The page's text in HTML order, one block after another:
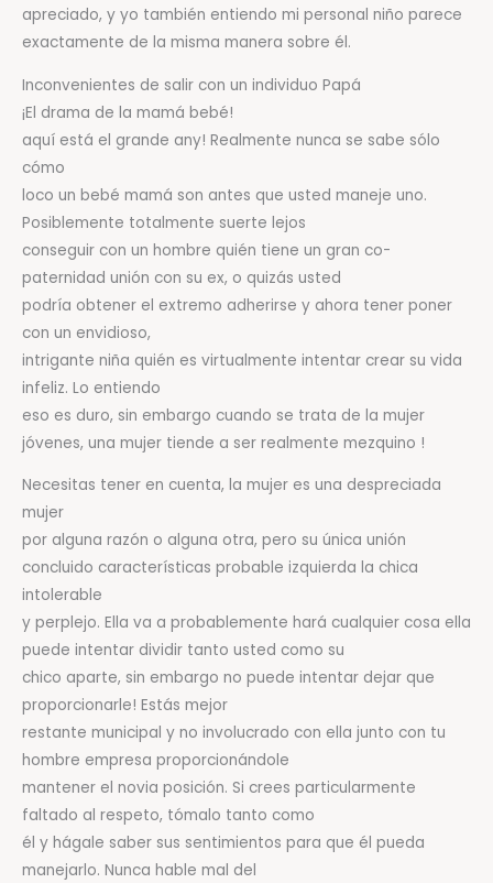
apreciado, y yo también entiendo mi personal niño parece
exactamente de la misma manera sobre él.
Inconvenientes de salir con un individuo Papá
¡El drama de la mamá bebé!
aquí está el grande any! Realmente nunca se sabe sólo
cómo
loco un bebé mamá son antes que usted maneje uno.
Posiblemente totalmente suerte lejos
conseguir con un hombre quién tiene un gran co-
paternidad unión con su ex, o quizás usted
podría obtener el extremo adherirse y ahora tener poner
con un envidioso,
intrigante niña quién es virtualmente intentar crear su vida
infeliz. Lo entiendo
eso es duro, sin embargo cuando se trata de la mujer
jóvenes, una mujer tiende a ser realmente mezquino !
Necesitas tener en cuenta, la mujer es una despreciada
mujer
por alguna razón o alguna otra, pero su única unión
concluido características probable izquierda la chica
intolerable
y perplejo. Ella va a probablemente hará cualquier cosa ella
puede intentar dividir tanto usted como su
chico aparte, sin embargo no puede intentar dejar que
proporcionarle! Estás mejor
restante municipal y no involucrado con ella junto con tu
hombre empresa proporcionándole
mantener el novia posición. Si crees particularmente
faltado al respeto, tómalo tanto como
él y hágale saber sus sentimientos para que él pueda
manejarlo. Nunca hable mal del